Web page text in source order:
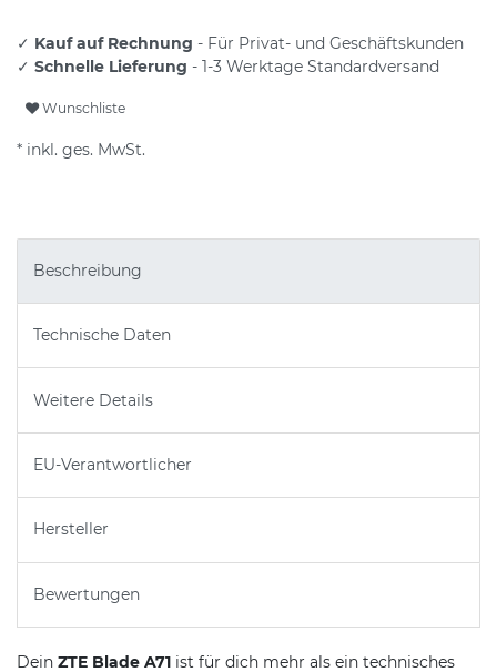
✓ Kauf auf Rechnung - Für Privat- und Geschäftskunden
✓ Schnelle Lieferung - 1-3 Werktage Standardversand
Wunschliste
* inkl. ges. MwSt.
Beschreibung
Technische Daten
Weitere Details
EU-Verantwortlicher
Hersteller
Bewertungen
Dein ZTE Blade A71 ist für dich mehr als ein technisches